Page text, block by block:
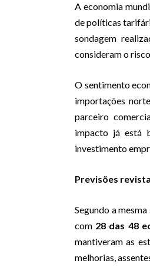
A economia
de políticas
sondagem
consideram o
O sentimento
importações
parceiro
impacto já está
investimento
Previsões
Segundo a
com 28 das 48
mantiveram as
melhorias,